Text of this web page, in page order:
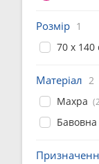
Розмір 1
70 x 140
Матеріал 2
Махра
Бавовна